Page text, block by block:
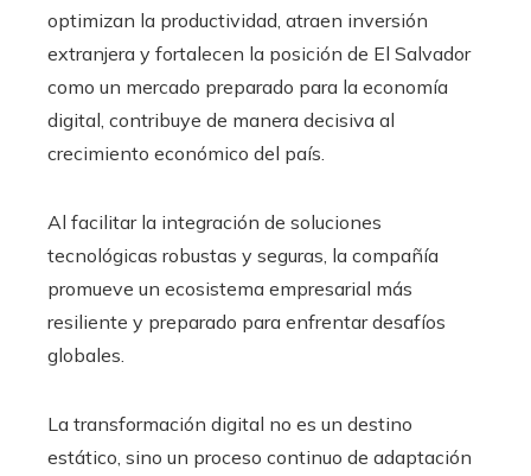
optimizan la productividad, atraen inversión
extranjera y fortalecen la posición de El Salvador
como un mercado preparado para la economía
digital, contribuye de manera decisiva al
crecimiento económico del país.
Al facilitar la integración de soluciones
tecnológicas robustas y seguras, la compañía
promueve un ecosistema empresarial más
resiliente y preparado para enfrentar desafíos
globales.
La transformación digital no es un destino
estático, sino un proceso continuo de adaptación